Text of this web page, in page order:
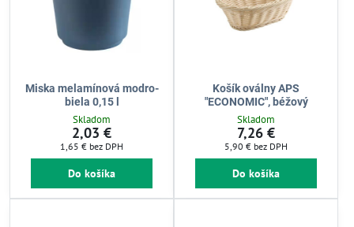
Miska melamínová modro-
biela 0,15 l
Skladom
2,03 €
1,65 € bez DPH
Do košíka
Košík oválny APS
"ECONOMIC", béžový
Skladom
7,26 €
5,90 € bez DPH
Do košíka